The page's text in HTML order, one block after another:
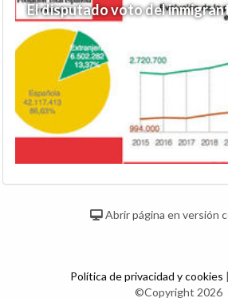
El disputado voto del
Abrir página en versión
Política de privacidad y cookies |
©Copyright 2026